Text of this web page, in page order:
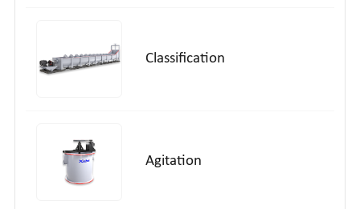
Classification
Agitation